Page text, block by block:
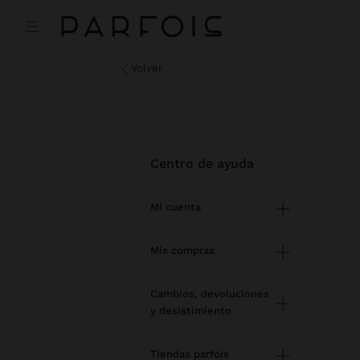
centro de ayuda
Mi cuenta
Registro e inicio de sesión
Newsletter
Mis favoritos
Mis compras
Comprar online
Cambios, devoluciones
y desistimiento
Cómo devolver / desistir
Tiendas parfois
volver